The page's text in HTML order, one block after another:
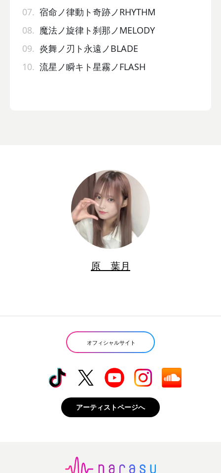
07. 宿命ノ律動ト奇跡ノRHYTHM
08. 魔法ノ旋律ト刹那ノMELODY
09. 炎舞ノ刃ト永遠ノBLADE
10. 流星ノ瞬キト星霧ノFLASH
原 葉月
オフィシャルサイト
アーティストページへ